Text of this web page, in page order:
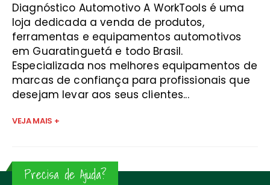
Diagnóstico Automotivo A WorkTools é uma
loja dedicada a venda de produtos,
ferramentas e equipamentos automotivos
em Guaratinguetá e todo Brasil.
Especializada nos melhores equipamentos de
marcas de confiança para profissionais que
desejam levar aos seus clientes...
VEJA MAIS +
Precisa de Ajuda?